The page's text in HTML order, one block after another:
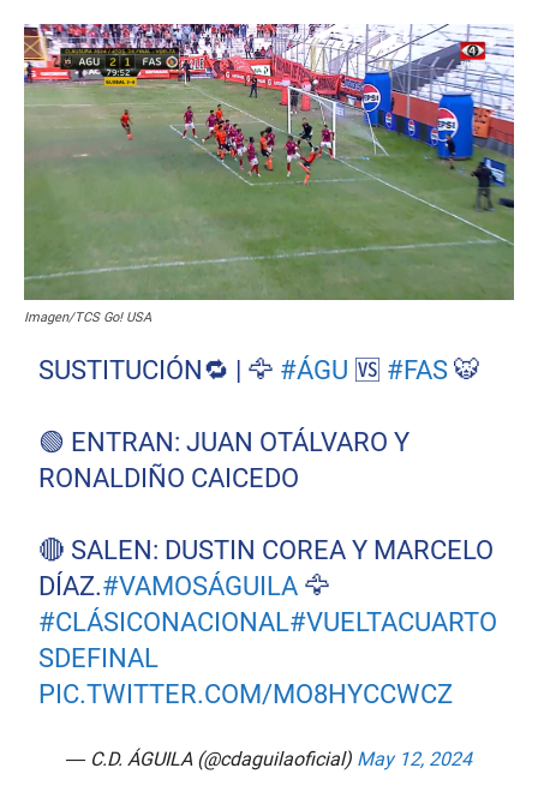
Imagen/TCS Go! USA
SUSTITUCIÓN🔁 | 🦅 #ÁGU 🆚 #FAS 🐯
🟢 ENTRAN: JUAN OTÁLVARO Y
RONALDIÑO CAICEDO
🔴 SALEN: DUSTIN COREA Y MARCELO
DÍAZ.#VAMOSÁGUILA 🦅
#CLÁSICONACIONAL#VUELTACUARTO
SDEFINAL
PIC.TWITTER.COM/MO8HYCCWCZ
— C.D. ÁGUILA (@cdaguilaoficial) May 12, 2024